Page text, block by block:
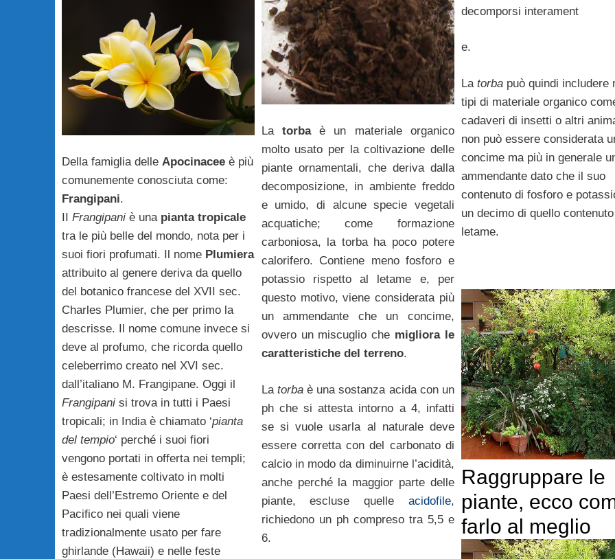
decomporsi interament
e.
Latorba può quindi includere
tipi di materiale organico
cadaveri di insetti o altri
non può essere considerata
concime ma più in generale
ammendante dato che il suo
contenuto di fosforo e
un decimo di quello
letame.
La torbaè un materiale organico
molto usato per la coltivazione delle
piante ornamentali, che deriva dalla
decomposizione, in ambiente freddo
e umido, di alcune specie vegetali
acquatiche; come formazione
carboniosa, la torba ha poco potere
calorifero. Contiene meno fosforo e
potassio rispetto al letame e, per
questo motivo, viene considerata più
un ammendante che un concime,
ovvero un miscuglio che migliora le
caratteristiche del terreno.
La torbaè una sostanza acida con un
ph che si attesta intorno a 4, infatti
se si vuole usarla al naturale deve
essere corretta con del carbonato di
calcio in modo da diminuirne l’acidità,
anche perché la maggior parte delle
piante, escluse quelle acidofile,
richiedono un ph compreso tra 5,5 e
6.
Della famiglia delle Apocinaceeè più
comunemente conosciuta come:
Frangipani.
Frangipaniè unapianta tropicale
tra le più belle del mondo, nota per i
suoi fiori profumati. Il nome Plumiera
attribuito al genere deriva da quello
del botanico francese del XVII sec.
Charles Plumier, che per primo la
descrisse. Il nome comune invece si
deve al profumo, che ricorda quello
celeberrimo creato nel XVI sec.
dall’italiano M. Frangipane. Oggi il
Frangipanisi trova in tutti i Paesi
tropicali; in India è chiamato ‘pianta
del tempio‘ perché i suoi fiori
vengono portati in offerta nei templi;
è estesamente coltivato in molti
Paesi dell’Estremo Oriente e del
Pacifico nei quali viene
tradizionalmente usato per fare
ghirlande (Hawaii) e nelle feste
Raggruppare le
piante, ecco
farlo al meglio